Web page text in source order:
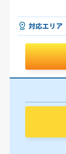
対応エリア